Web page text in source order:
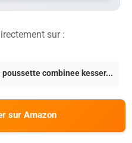
sur :
combinee kesser...
sur Amazon